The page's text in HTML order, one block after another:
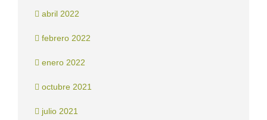
abril 2022
febrero 2022
enero 2022
octubre 2021
julio 2021